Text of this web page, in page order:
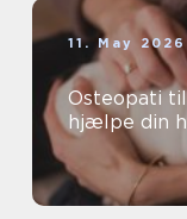
11. May 2026
Osteopati
hjælpe din